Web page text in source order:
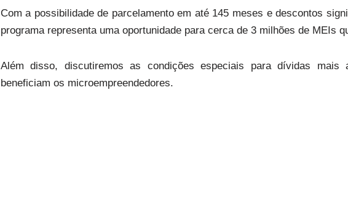
Com a possibilidade de parcelamento em até 145 meses e descontos
programa representa uma oportunidade para cerca de 3 milhões de MEIs
Além disso, discutiremos as condições especiais para dívidas mais
beneficiam os microempreendedores.